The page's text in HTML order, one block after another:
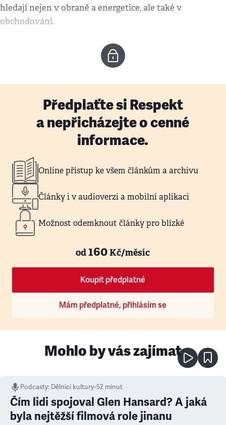
hledají nejen v obraně a energetice, ale také v
obchodování.
Předplaťte si Respekt
a nepřicházejte o cenné
informace.
Online přístup ke všem článkům a archivu
Články i v audioverzi a mobilní aplikaci
Možnost odemknout články pro blízké
od160Kč/měsíc
Koupit předplatné
Mám předplatné, přihlásím se
Mohlo by vás zajímat
Podcasty: Dělníci kultury•52 minut
Čím lidi spojoval Glen Hansard? A jaká
byla nejtěžší filmová role jinanu